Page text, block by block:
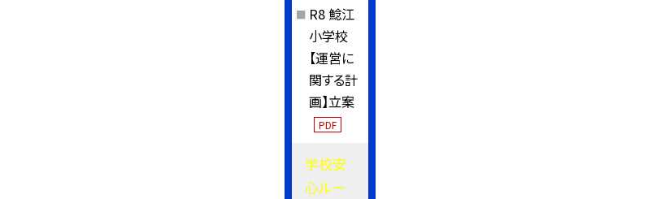
R8 鯰江
小学校
【運営に
関する計
画】立案
PDF
学校安
心ルー